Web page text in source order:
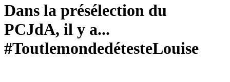
Dans la présélection du
PCJdA, il y a...
#ToutlemondedétesteLouise